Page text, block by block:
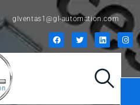
glventas1@gl-automation.com